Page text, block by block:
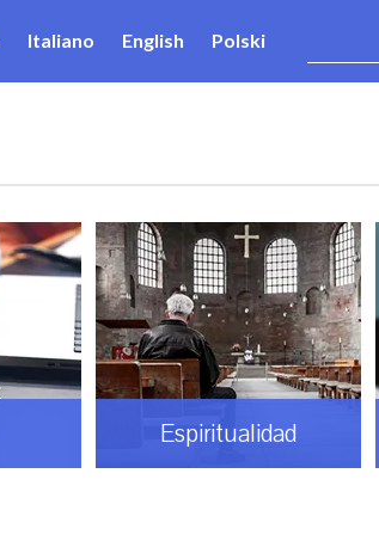
Italiano English Polski
Espiritualidad